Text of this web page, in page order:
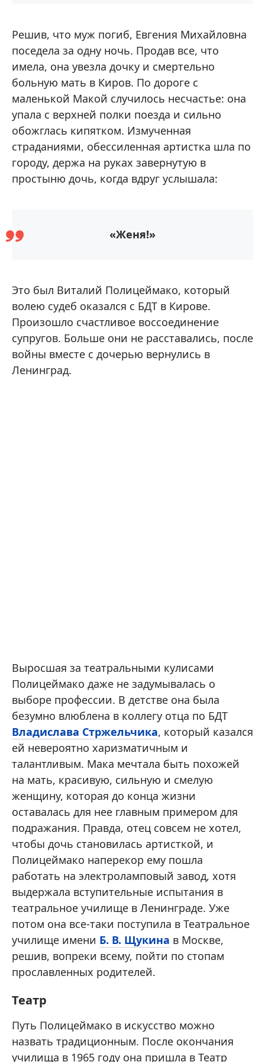
Решив, что муж погиб, Евгения Михайловна
поседела за одну ночь. Продав все, что
имела, она увезла дочку и смертельно
больную мать в Киров. По дороге с
маленькой Макой случилось несчастье: она
упала с верхней полки поезда и сильно
обожглась кипятком. Измученная
страданиями, обессиленная артистка шла по
городу, держа на руках завернутую в
простыню дочь, когда вдруг услышала:
«Женя!»
Это был Виталий Полицеймако, который
волею судеб оказался с БДТ в Кирове.
Произошло счастливое воссоединение
супругов. Больше они не расставались, после
войны вместе с дочерью вернулись в
Ленинград.
Выросшая за театральными кулисами
Полицеймако даже не задумывалась о
выборе профессии. В детстве она была
безумно влюблена в коллегу отца по БДТ
Владислава Стржельчика, который казался
ей невероятно харизматичным и
талантливым. Мака мечтала быть похожей
на мать, красивую, сильную и смелую
женщину, которая до конца жизни
оставалась для нее главным примером для
подражания. Правда, отец совсем не хотел,
чтобы дочь становилась артисткой, и
Полицеймако наперекор ему пошла
работать на электроламповый завод, хотя
выдержала вступительные испытания в
театральное училище в Ленинграде. Уже
потом она все-таки поступила в Театральное
училище имени Б. В. Щукина в Москве,
решив, вопреки всему, пойти по стопам
прославленных родителей.
Театр
Путь Полицеймако в искусство можно
назвать традиционным. После окончания
училища в 1965 году она пришла в Театр